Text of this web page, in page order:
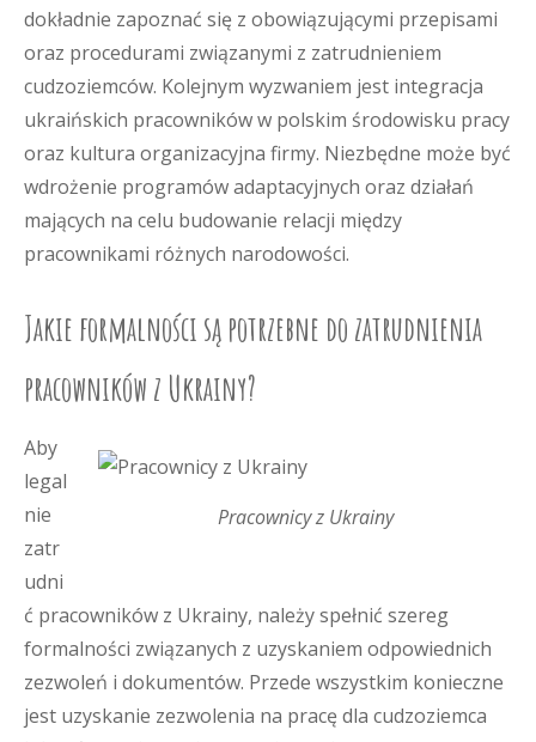
dokładnie zapoznać się z obowiązującymi przepisami
oraz procedurami związanymi z zatrudnieniem
cudzoziemców. Kolejnym wyzwaniem jest integracja
ukraińskich pracowników w polskim środowisku pracy
oraz kultura organizacyjna firmy. Niezbędne może być
wdrożenie programów adaptacyjnych oraz działań
mających na celu budowanie relacji między
pracownikami różnych narodowości.
Jakie formalności są potrzebne do zatrudnienia
pracowników z Ukrainy?
Pracownicy z Ukrainy
Aby
legal
nie
zatr
udni
ć pracowników z Ukrainy, należy spełnić szereg
formalności związanych z uzyskaniem odpowiednich
zezwoleń i dokumentów. Przede wszystkim konieczne
jest uzyskanie zezwolenia na pracę dla cudzoziemca